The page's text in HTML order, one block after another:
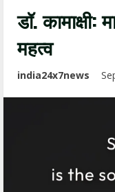
डॉ. कामाक्षी:
महत्व
india24x7news